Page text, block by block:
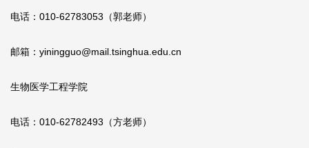
电话：010-62783053（郭老师）
邮箱：yiningguo@mail.tsinghua.edu.cn
生物医学工程学院
电话：010-62782493（方老师）